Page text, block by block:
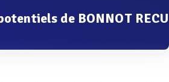
de BONNOT